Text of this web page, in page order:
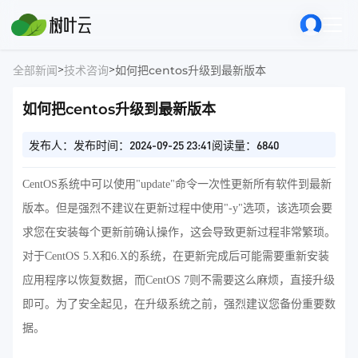
全部新闻>技术咨询>如何把centos升级到最新版本
如何把centos升级到最新版本
发布人： 发布时间：2024-09-25 23:41阅读量：6840
CentOS系统中可以使用"update"命令一次性更新所有软件到最新
版本。但是强烈不建议在更新过程中使用"-y"选项，该选项会要
求您在安装每个更新前确认操作，这会导致更新过程非常繁琐。
对于CentOS 5.X和6.X的系统，在更新完成后可能需要重新安装
应用程序以恢复数据，而CentOS 7则不需要这么麻烦，直接升级
即可。为了安全起见，在升级系统之前，强烈建议您备份重要数
据。